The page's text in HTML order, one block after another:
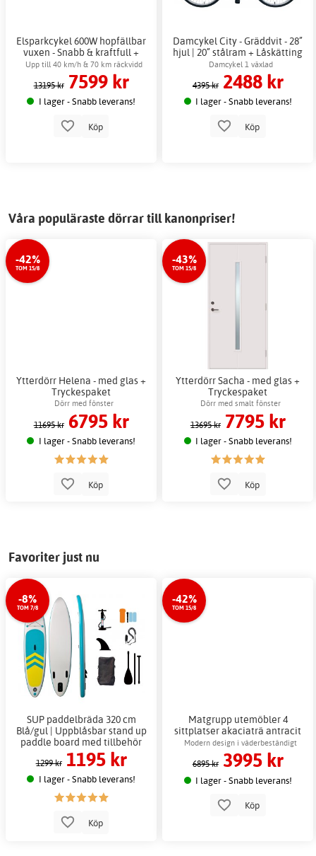
Elsparkcykel 600W hopfällbar
vuxen - Snabb & kraftfull +
Låskätting
Upp till 40 km/h & 70 km räckvidd
13195 kr 7599 kr
I lager - Snabb leverans!
Köp
Damcykel City - Gräddvit - 28”
hjul | 20” stålram + Låskätting
Damcykel 1 växlad
4395 kr 2488 kr
I lager - Snabb leverans!
Köp
Våra populäraste dörrar till kanonpriser!
-42%
TOM 15/8
Ytterdörr Helena - med glas +
Tryckespaket
Dörr med fönster
11695 kr 6795 kr
I lager - Snabb leverans!
Köp
-43%
TOM 15/8
Ytterdörr Sacha - med glas +
Tryckespaket
Dörr med smalt fönster
13695 kr 7795 kr
I lager - Snabb leverans!
Köp
Favoriter just nu
-8%
TOM 7/8
SUP paddelbräda 320 cm
Blå/gul | Uppblåsbar stand up
paddle board med tillbehör
1299 kr 1195 kr
I lager - Snabb leverans!
Köp
-42%
TOM 15/8
Matgrupp utemöbler 4
sittplatser akaciaträ antracit
repdesign + Fläckborttagare
för möbler
Modern design i väderbeständigt
akaciaträ
6895 kr 3995 kr
I lager - Snabb leverans!
Köp